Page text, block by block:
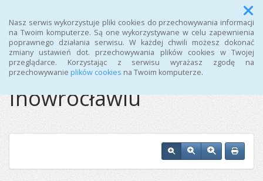
Nasz serwis wykorzystuje pliki cookies do przechowywania informacji
na Twoim komputerze. Są one wykorzystywane w celu zapewnienia
poprawnego działania serwisu. W każdej chwili możesz dokonać
zmiany ustawień dot. przechowywania plików cookies w Twojej
przeglądarce. Korzystając z serwisu wyrażasz zgodę na
przechowywanie plików cookies na Twoim komputerze.
Menu
Ośrodek Sportu i
Rekreacji w
Inowrocławiu